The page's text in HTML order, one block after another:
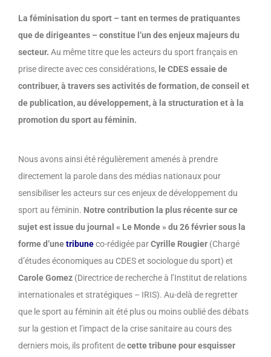
La féminisation du sport – tant en termes de pratiquantes
que de dirigeantes – constitue l’un des enjeux majeurs du
secteur. Au même titre que les acteurs du sport français en
prise directe avec ces considérations, le CDES essaie de
contribuer, à travers ses activités de formation, de conseil et
de publication, au développement, à la structuration et à la
promotion du sport au féminin.
Nous avons ainsi été régulièrement amenés à prendre
directement la parole dans des médias nationaux pour
sensibiliser les acteurs sur ces enjeux de développement du
sport au féminin. Notre contribution la plus récente sur ce
sujet est issue du journal « Le Monde » du 26 février sous la
forme d’unetribuneco-rédigée parCyrille Rougier (Chargé
d’études économiques au CDES et sociologue du sport) et
Carole Gomez (Directrice de recherche à l’Institut de relations
internationales et stratégiques – IRIS). Au-delà de regretter
que le sport au féminin ait été plus ou moins oublié des débats
sur la gestion et l’impact de la crise sanitaire au cours des
derniers mois, ils profitent decette tribune pour esquisser